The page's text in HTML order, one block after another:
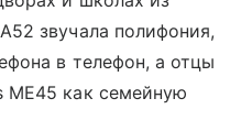
звучала полифония,
в телефон, а отцы
ME45 как семейную